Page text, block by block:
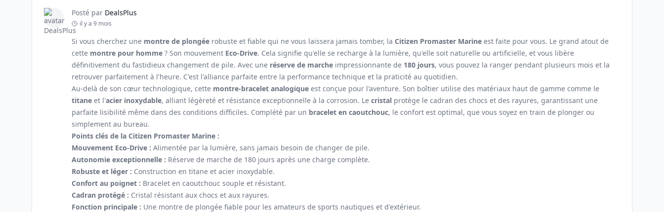
Posté par DealsPlus
il y a 9 mois
Si vous cherchez une montre de plongée robuste et fiable qui ne vous laissera jamais tomber, la Citizen Promaster Marine est faite pour vous. Le grand atout de
cette montre pour homme ? Son mouvement Eco-Drive. Cela signifie qu'elle se recharge à la lumière, qu'elle soit naturelle ou artificielle, et vous libère
définitivement du fastidieux changement de pile. Avec une réserve de marche impressionnante de 180 jours, vous pouvez la ranger pendant plusieurs mois et la
retrouver parfaitement à l'heure. C'est l'alliance parfaite entre la performance technique et la praticité au quotidien.
Au-delà de son cœur technologique, cette montre-bracelet analogique est conçue pour l'aventure. Son boîtier utilise des matériaux haut de gamme comme le
titane et l'acier inoxydable, alliant légèreté et résistance exceptionnelle à la corrosion. Le cristal protège le cadran des chocs et des rayures, garantissant une
parfaite lisibilité même dans des conditions difficiles. Complété par un bracelet en caoutchouc, le confort est optimal, que vous soyez en train de plonger ou
simplement au bureau.
Points clés de la Citizen Promaster Marine :
Mouvement Eco-Drive : Alimentée par la lumière, sans jamais besoin de changer de pile.
Autonomie exceptionnelle : Réserve de marche de 180 jours après une charge complète.
Robuste et léger : Construction en titane et acier inoxydable.
Confort au poignet : Bracelet en caoutchouc souple et résistant.
Cadran protégé : Cristal résistant aux chocs et aux rayures.
Fonction principale : Une montre de plongée fiable pour les amateurs de sports nautiques et d'extérieur.